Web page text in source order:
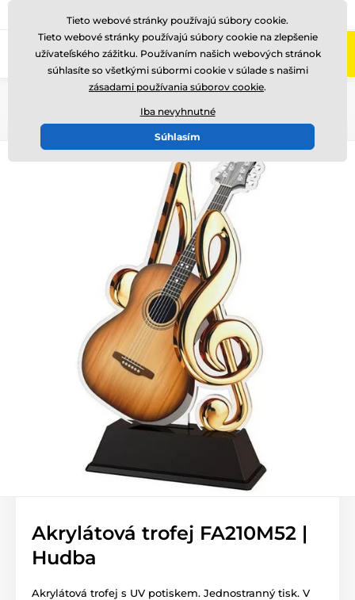
Zavolajte nám (Po-Pi 8-17) +421220255160
Akrylátová trofej FA210M52 |
Hudba
Akrylátová trofej s UV potiskem. Jednostranný tisk. V
Tieto webové stránky používajú súbory cookie.
Tieto webové stránky používajú súbory cookie na zlepšenie
užívateľského zážitku. Používaním našich webových stránok
súhlasíte so všetkými súbormi cookie v súlade s našimi
zásadami používania súborov cookie.
Iba nevyhnutné
Súhlasím